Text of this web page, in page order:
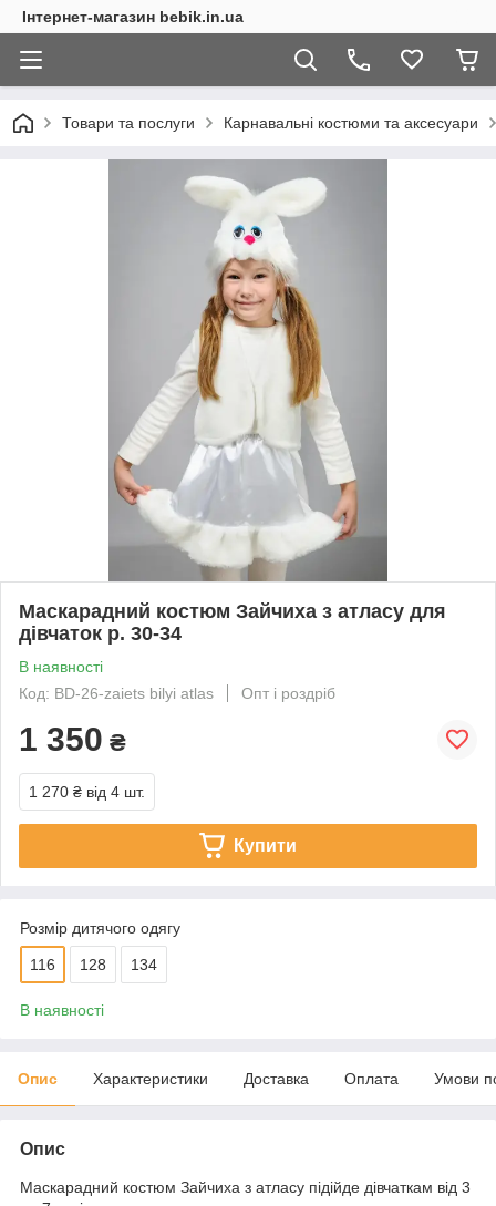
Інтернет-магазин bebik.in.ua
Товари та послуги Карнавальні костюми та аксесуари
Маскарадний костюм Зайчиха з атласу для
дівчаток р. 30-34
В наявності
Код: BD-26-zaiets bilyi atlas
Опт і роздріб
1 350 ₴
1 270 ₴ від 4 шт.
Купити
Розмір дитячого одягу
116 128 134
В наявності
Опис Характеристики Доставка Оплата Умови
Опис
Маскарадний костюм Зайчиха з атласу підійде дівчаткам від 3